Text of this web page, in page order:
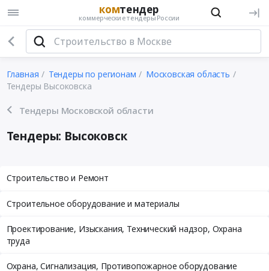
комтендер
коммерческие тендеры России
Главная Тендеры по регионам
Московская область
Тендеры Высоковска
Тендеры Московской области
Тендеры: Высоковск
Строительство и Ремонт
Строительное оборудование и материалы
Проектирование, Изыскания, Технический надзор, Охрана
труда
Охрана, Сигнализация, Противопожарное оборудование